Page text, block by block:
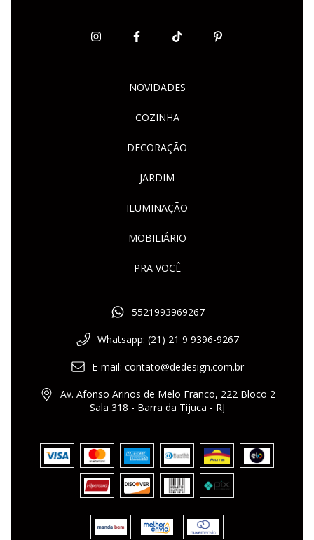
NOVIDADES
COZINHA
DECORAÇÃO
JARDIM
ILUMINAÇÃO
MOBILIÁRIO
PRA VOCÊ
5521993969267
Whatsapp: (21) 21 9 9396-9267
E-mail:contato@dedesign.com.br
Av. Afonso Arinos de Melo Franco, 222 Bloco 2
Sala 318 - Barra da Tijuca - RJ